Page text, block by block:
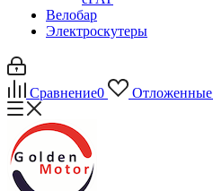
Велобар
Электроскутеры
Сравнение0 Отложенные